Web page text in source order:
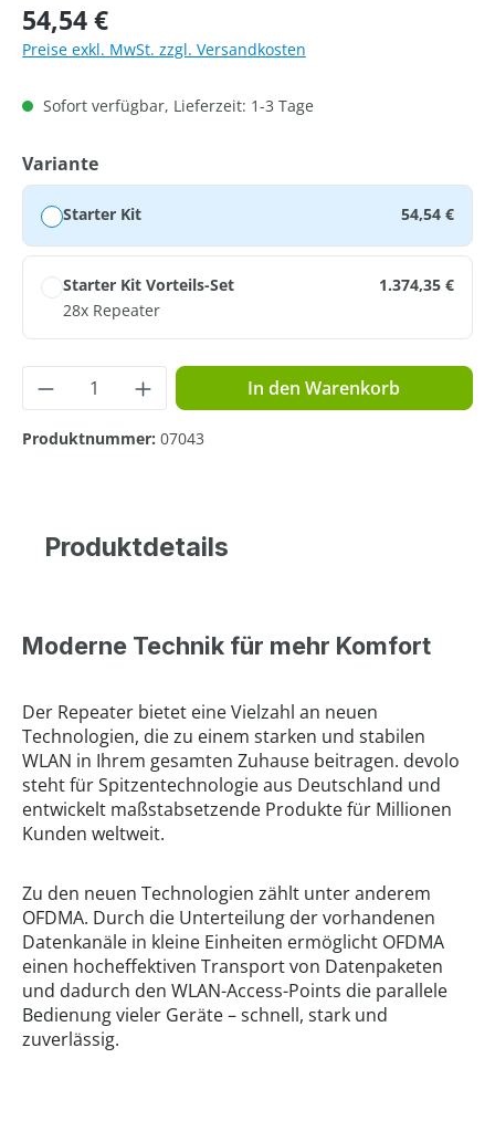
Regulärer Preis:
54,54 €
Preise exkl. MwSt. zzgl. Versandkosten
Sofort verfügbar, Lieferzeit: 1-3 Tage
Varianteauswählen
Starter Kit 54,54 €
Starter Kit Vorteils-Set
28x Repeater
1.374,35 €
Produkt Anzahl: Gib den gewünschten
In den Warenkorb
Produktnummer: 07043
Produktdetails
Moderne Technik für mehr Komfort
Der Repeater bietet eine Vielzahl an neuen
Technologien, die zu einem starken und stabilen
WLAN in Ihrem gesamten Zuhause beitragen. devolo
steht für Spitzentechnologie aus Deutschland und
entwickelt maßstabsetzende Produkte für Millionen
Kunden weltweit.
Zu den neuen Technologien zählt unter anderem
OFDMA. Durch die Unterteilung der vorhandenen
Datenkanäle in kleine Einheiten ermöglicht OFDMA
einen hocheffektiven Transport von Datenpaketen
und dadurch den WLAN-Access-Points die parallele
Bedienung vieler Geräte – schnell, stark und
zuverlässig.